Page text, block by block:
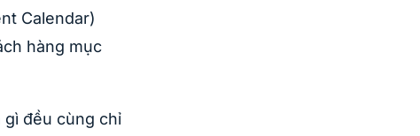
Calendar)
hàng mục
gì đều cùng chỉ